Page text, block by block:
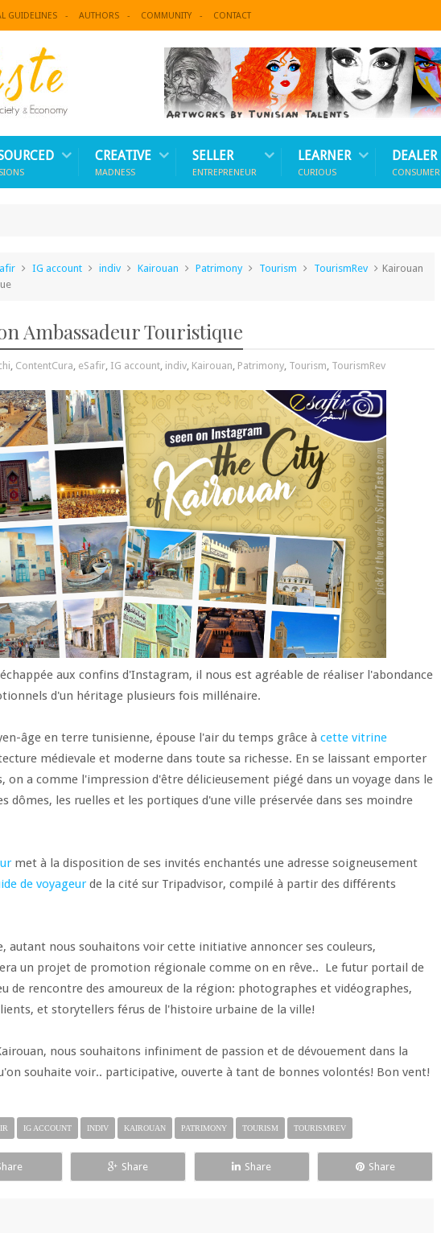
GUIDELINES AUTHORS COMMUNITY CONTACT
CREATIVE
MADNESS
SELLER
ENTREPRENEUR
LEARNER
CURIOUS
DEALER
CONSUMER
IG account indiv Kairouan Patrimony Tourism TourismRev
Kairouan
Ambassadeur Touristique
, ContentCura, eSafir, IG account, indiv, Kairouan, Patrimony, Tourism, TourismRev
aux confins d'Instagram, il nous est agréable de réaliser l'abondance
d'un héritage plusieurs fois millénaire.
âge en terre tunisienne, épouse l'air du temps grâce à cette vitrine
médievale et moderne dans toute sa richesse. En se laissant emporter
on a comme l'impression d'être délicieusement piégé dans un voyage dans le
dômes, les ruelles et les portiques d'une ville préservée dans ses moindre
met à la disposition de ses invités enchantés une adresse soigneusement
de voyageur de la cité sur Tripadvisor, compilé à partir des différents
autant nous souhaitons voir cette initiative annoncer ses couleurs,
un projet de promotion régionale comme on en rêve.. Le futur portail de
de rencontre des amoureux de la région: photographes et vidéographes,
et storytellers férus de l'histoire urbaine de la ville!
nous souhaitons infiniment de passion et de dévouement dans la
souhaite voir.. participative, ouverte à tant de bonnes volontés! Bon vent!
IG ACCOUNT INDIV KAIROUAN PATRIMONY TOURISM TOURISMREV
Share Share Share